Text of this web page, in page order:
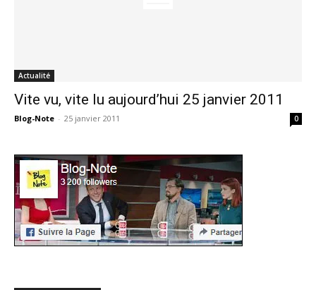
Actualité
Vite vu, vite lu aujourd’hui 25 janvier 2011
Blog-Note - 25 janvier 2011 0